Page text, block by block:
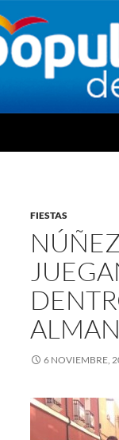
FIESTAS
6 NOVIEMBRE,